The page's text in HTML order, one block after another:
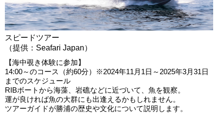
スピードツアー
（提供：Seafari Japan）
【海中覗き体験に参加】
14:00～のコース（約60分）※2024年11月1日～2025年3月31日
までのスケジュール
RIBボートから海藻、岩礁などに近づいて、魚を観察。
運が良ければ魚の大群にも出逢えるかもしれません。
ツアーガイドが勝浦の歴史や文化について説明します。